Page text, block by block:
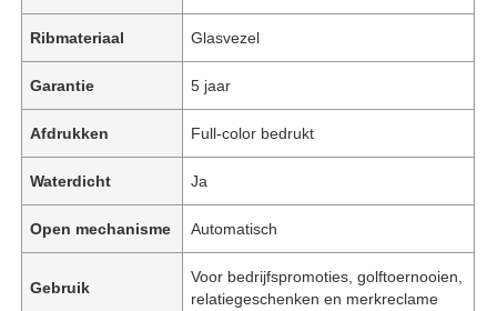
Ribmateriaal Glasvezel
Garantie 5 jaar
Afdrukken Full-color bedrukt
Waterdicht Ja
Open mechanisme Automatisch
Gebruik
Voor bedrijfspromoties, golftoernooien,
relatiegeschenken en merkreclame